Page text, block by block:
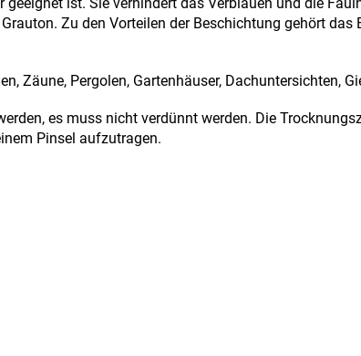
Zu den Vorteilen der Beschichtung gehört das
Zäune, Pergolen, Gartenhäuser, Dachuntersichten,
es muss nicht verdünnt werden. Die
Pinsel aufzutragen.